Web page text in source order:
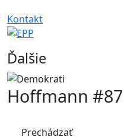
Kontakt
Ďalšie
Prechádzať
Hoffmann #87